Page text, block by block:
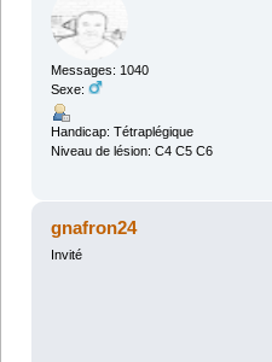
Messages: 1040
Sexe:
Handicap: Tétraplégique
Niveau de lésion: C4 C5 C6
gnafron24
Invité